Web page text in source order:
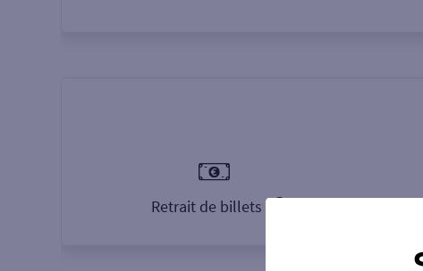
Retrait de billets €